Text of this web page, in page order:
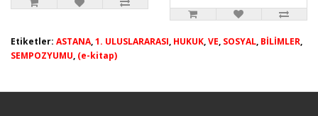
Etiketler: ASTANA,1. ULUSLARARASI, HUKUK,VE, SOSYAL, BİLİMLER,
SEMPOZYUMU, (e-kitap)